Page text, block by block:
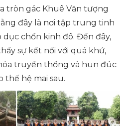
tròn gác Khuê Văn tượng
đây là nơi tập trung tinh
dục chốn kinh đô. Đến đây,
sự kết nối với quá khứ,
truyền thống và hun đúc
thế hệ mai sau.